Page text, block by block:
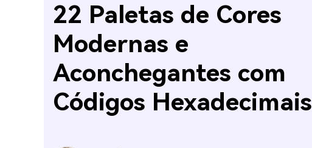
22 Paletas de Cores
Modernas e
Aconchegantes com
Códigos Hexadecimais